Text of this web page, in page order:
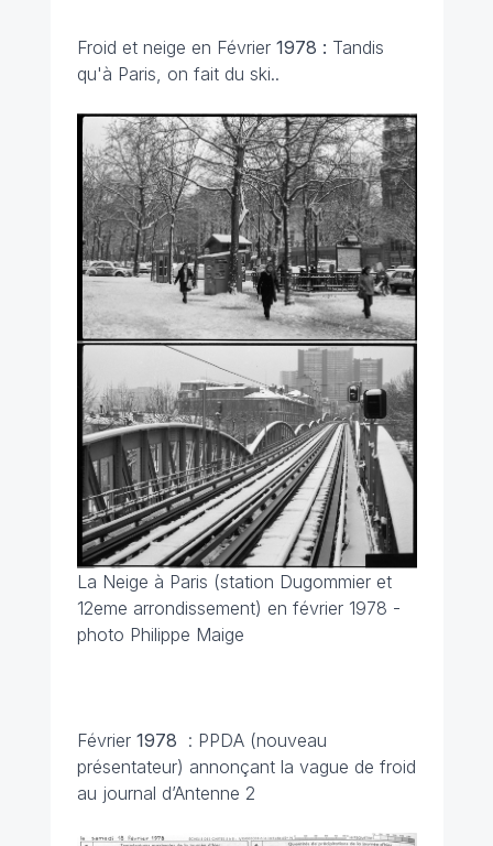
Froid et neige en Février 1978 : Tandis
qu'à Paris, on fait du ski..
La Neige à Paris (station Dugommier et
12eme arrondissement) en février 1978 -
photo Philippe Maige
Février 1978 : PPDA (nouveau
présentateur) annonçant la vague de froid
au journal d’Antenne 2